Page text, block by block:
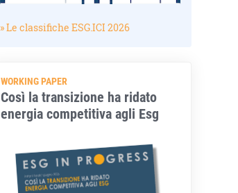
» Le classifiche ESG.ICI 2026
WORKING PAPER
Così la transizione ha ridato
energia competitiva agli Esg